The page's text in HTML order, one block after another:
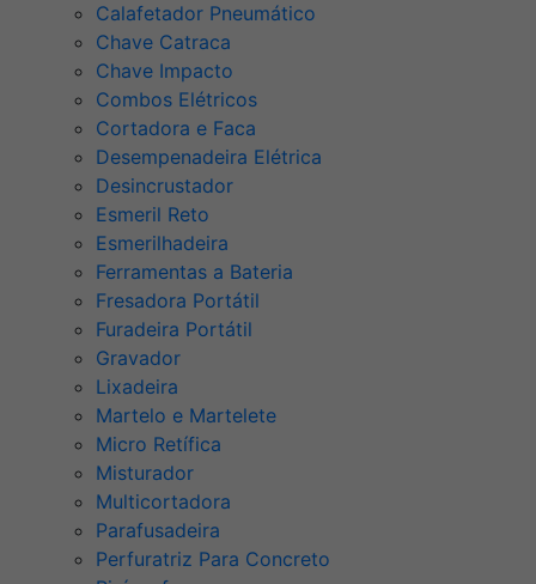
Calafetador Pneumático
Chave Catraca
Chave Impacto
Combos Elétricos
Cortadora e Faca
Desempenadeira Elétrica
Desincrustador
Esmeril Reto
Esmerilhadeira
Ferramentas a Bateria
Fresadora Portátil
Furadeira Portátil
Gravador
Lixadeira
Martelo e Martelete
Micro Retífica
Misturador
Multicortadora
Parafusadeira
Perfuratriz Para Concreto